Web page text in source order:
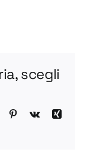
scegli
Tumblr Pinterest
Vk
Xing